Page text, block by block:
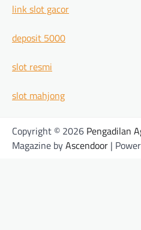
link slot gacor
deposit 5000
slot resmi
slot mahjong
Copyright © 2026 Pengadilan
Magazine byAscendoor |